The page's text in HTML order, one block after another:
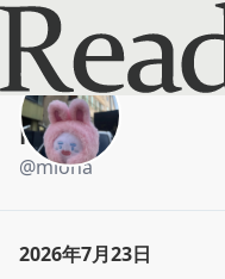
Reads - 読書のSNS＆
Miona
@miona
2026年7月23日